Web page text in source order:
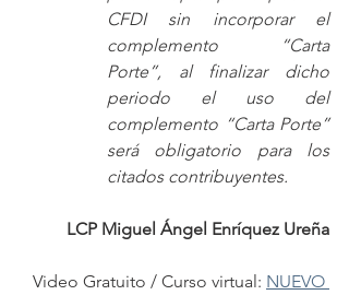
CFDI sin incorporar el
complemento “Carta
Porte”, al finalizar dicho
periodo el uso del
complemento “Carta Porte”
será obligatorio para los
citados contribuyentes.
LCP Miguel Ángel Enríquez Ureña
Video Gratuito / Curso virtual: NUEVO